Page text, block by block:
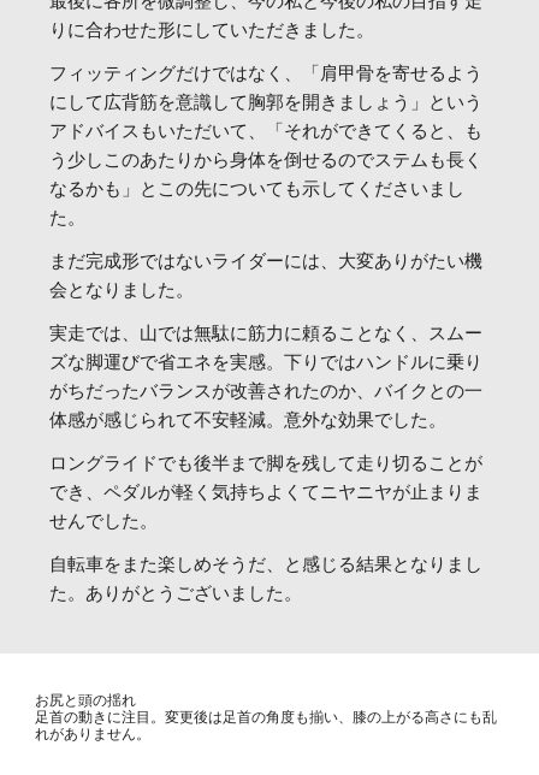
りに合わせた形にしていただきました。
フィッティングだけではなく、「肩甲骨を寄せるよう
にして広背筋を意識して胸郭を開きましょう」という
アドバイスもいただいて、「それができてくると、も
う少しこのあたりから身体を倒せるのでステムも長く
なるかも」とこの先についても示してくださいまし
た。
まだ完成形ではないライダーには、大変ありがたい機
会となりました。
実走では、山では無駄に筋力に頼ることなく、スムー
ズな脚運びで省エネを実感。下りではハンドルに乗り
がちだったバランスが改善されたのか、バイクとの一
体感が感じられて不安軽減。意外な効果でした。
ロングライドでも後半まで脚を残して走り切ることが
でき、ペダルが軽く気持ちよくてニヤニヤが止まりま
せんでした。
自転車をまた楽しめそうだ、と感じる結果となりまし
た。ありがとうございました。
お尻と頭の揺れ
足首の動きに注目。変更後は足首の角度も揃い、膝の上がる高さにも乱
れがありません。